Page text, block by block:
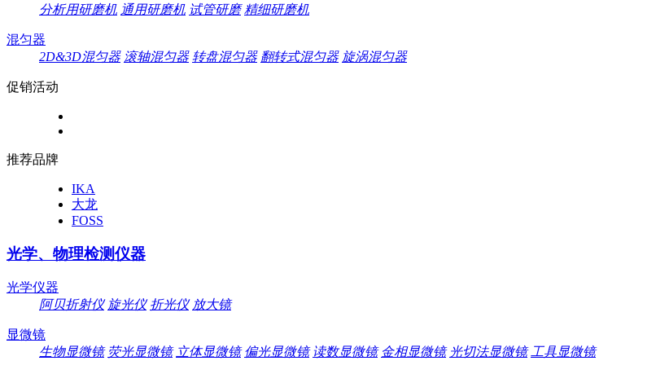
分析用研磨机 通用研磨机 试管研磨 精细研磨机
混匀器
2D&3D混匀器 滚轴混匀器 转盘混匀器 翻转式混匀器 旋涡混匀器
促销活动
推荐品牌
IKA
大龙
FOSS
光学、物理检测仪器
光学仪器
阿贝折射仪 旋光仪 折光仪 放大镜
显微镜
生物显微镜 荧光显微镜 立体显微镜 偏光显微镜 读数显微镜 金相显微镜 光切法显微镜 工具显微镜